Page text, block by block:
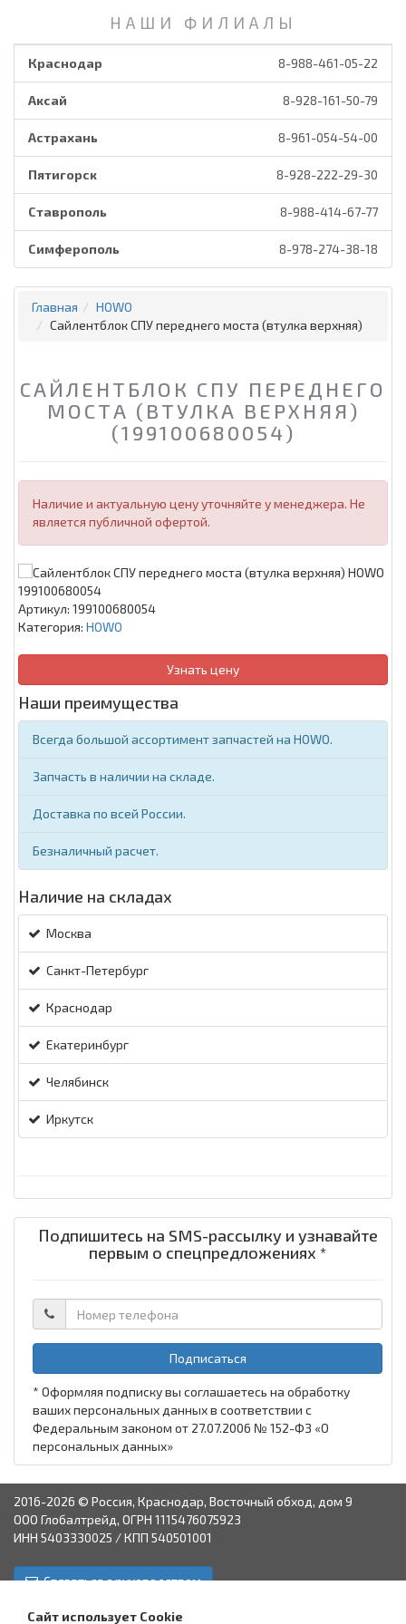
НАШИ ФИЛИАЛЫ
Краснодар 8-988-461-05-22
Аксай 8-928-161-50-79
Астрахань 8-961-054-54-00
Пятигорск 8-928-222-29-30
Ставрополь 8-988-414-67-77
Симферополь 8-978-274-38-18
Главная
HOWO
Сайлентблок СПУ переднего моста (втулка верхняя)
САЙЛЕНТБЛОК СПУ ПЕРЕДНЕГО
МОСТА (ВТУЛКА ВЕРХНЯЯ)
(199100680054)
Наличие и актуальную цену уточняйте у менеджера. Не
является публичной офертой.
Артикул: 199100680054
Категория: HOWO
Узнать цену
Наши преимущества
Всегда большой ассортимент запчастей на HOWO.
Запчасть в наличии на складе.
Доставка по всей России.
Безналичный расчет.
Наличие на складах
Москва
Санкт-Петербург
Краснодар
Екатеринбург
Челябинск
Иркутск
Подпишитесь на SMS-рассылку и узнавайте
первым о спецпредложениях *
Подписаться
* Оформляя подписку вы соглашаетесь на обработку
ваших персональных данных в соответствии с
Федеральным законом от 27.07.2006 № 152-ФЗ «О
персональных данных»
2016-2026 © Россия, Краснодар, Восточный обход, дом 9
ООО Глобалтрейд, ОГРН 1115476075923
ИНН 5403330025 / КПП 540501001
Связаться с руководством
Сайт использует Cookie